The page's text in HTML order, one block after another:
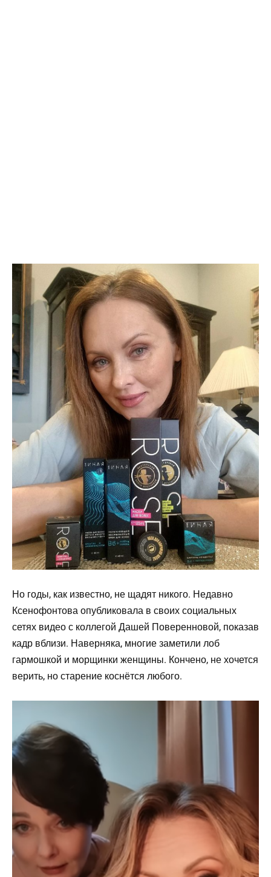
Но годы, как известно, не щадят никого. Недавно
Ксенофонтова опубликовала в своих социальных
сетях видео с коллегой Дашей Поверенновой, показав
кадр вблизи. Наверняка, многие заметили лоб
гармошкой и морщинки женщины. Кончено, не хочется
верить, но старение коснётся любого.